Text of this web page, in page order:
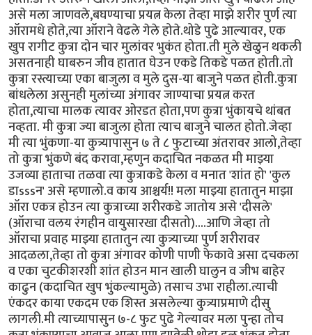
असे मला जाणवले,बघण्याचा प्रयत्न केला तेव्हा माझे शरीर पुर्ण त्या
ऑरामधे होते,त्या ऑराने वेढले गेले होते.थोडे पुढे आल्यावर, एक
खुप रागीट कुत्रा दोन चार मुलांवर भुकंत होता.ती मुले खेळुन थकली
असतनाही घाबरुन जीव हातात घेउन एकडे तिकडे पळत होती.तो
कुत्रा रस्त्याच्या एका बाजुला व मुले दुस-या बाजुने पळत होती.कुत्रा
बांधलेला असुनही मुलांच्या अंगावर जाण्याचा प्रयत्न करत
होता,त्याचा मालक त्यावर ओरडत होता,पण कुत्रा भुंकायचे थांबत
नव्हता. मी कुत्रा ज्या बाजुला होता त्याच बाजुने चालत होतो.जेव्हा
मी त्या भुंकणा-या कुत्र्यापासुन ७ ते ८ फुटाच्या अंतरावर आलो,तेव्हा
तो कुत्रा भुंकणे बंद करावा,म्हणुन कदाचित नकळत मी माझ्या
उजव्या हाताचा तळवा त्या कुत्राकडे केला व मनात 'शांत हो' 'कुल
डाsssन' असे म्हणालो.व काय आश्चर्य!! मला माझ्या हातातुन माझा
ऑरा एकत्र होउन त्या कुत्राच्या शरीरकडे जातोय असे 'दीसले'
(ऑराचा वलय रंगहीन वायुसारखा दीसतो)....आणि जेव्हा तो
ऑराचा प्रवाह माझ्या हातातुन त्या कुत्र्याच्या पुर्ण शरीरावर
आदळला,तेव्हा तो कुत्रा अंगावर कोणी पाणी फेकावे असा दचकला
व एका चुटकीशरशी शांत होउन मान खाली घालुन व जीभ बाहेर
काढुन (कदाचित खुप भुंकल्यामुळे) तसाच उभा राहीला.त्याची
एंकदर काया एकदम एक शिस्त असलेल्या कुत्र्याप्रमाणे दीसु
लागली.मी त्याच्यापासुन ७-८ फुट पुढे गेल्यावर मला पुन्हा तोच